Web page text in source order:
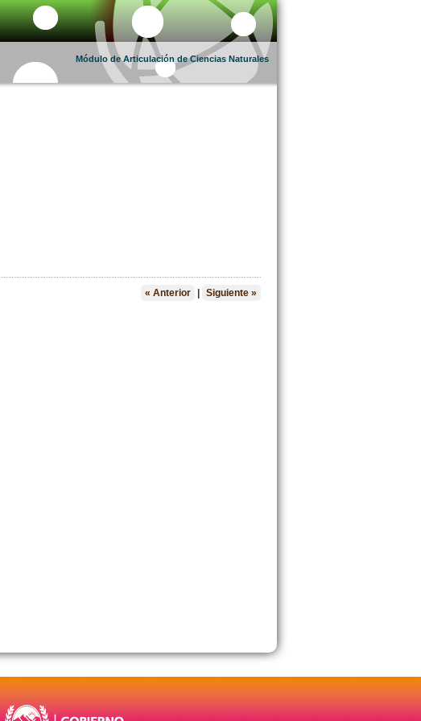
Módulo de Articulación de Ciencias Naturales
« Anterior Siguiente»
« Anterior Siguiente»